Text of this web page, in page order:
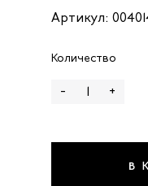
Артикул:
Количество
- +
В